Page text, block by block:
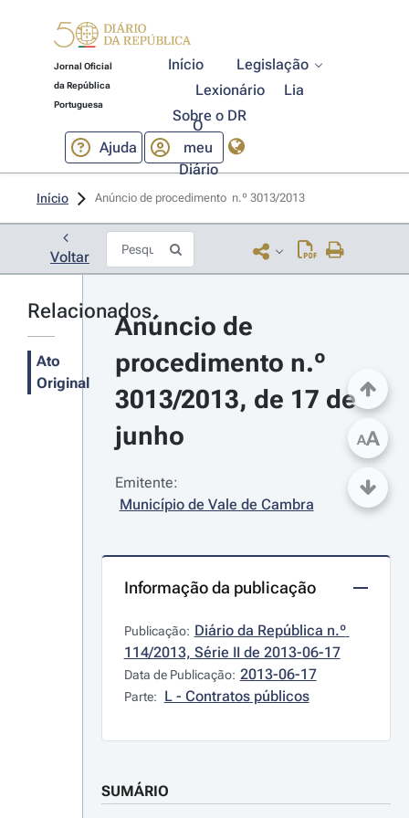
Jornal Oficial
da República
Portuguesa
Início
Legislação
Lexionário
Lia
Sobre o DR
Ajuda
O
meu
Diário
Início Anúncio de procedimento  n.º 3013/2013
Voltar
Relacionados
Ato
Original
Anúncio de
procedimento n.º
3013/2013, de 17 de
junho
Emitente:
Município de Vale de Cambra
Informação da publicação
Publicação: Diário da República n.º
114/2013, Série II de 2013-06-17
Data de Publicação: 2013-06-17
Parte: L - Contratos públicos
SUMÁRIO
AA